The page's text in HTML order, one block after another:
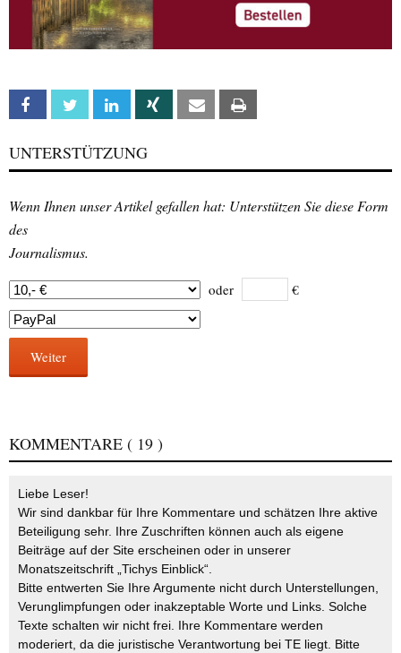
Facebook Twitter Linkedin Xing Email
UNTERSTÜTZUNG
Wenn Ihnen unser Artikel gefallen hat: Unterstützen Sie diese Form
des
Journalismus.
oder €
Weiter
KOMMENTARE ( 19 )
Liebe Leser!
Wir sind dankbar für Ihre Kommentare und schätzen Ihre aktive
Beteiligung sehr. Ihre Zuschriften können auch als eigene
Beiträge auf der Site erscheinen oder in unserer
Monatszeitschrift „Tichys Einblick“.
Bitte entwerten Sie Ihre Argumente nicht durch Unterstellungen,
Verunglimpfungen oder inakzeptable Worte und Links. Solche
Texte schalten wir nicht frei. Ihre Kommentare werden
moderiert, da die juristische Verantwortung bei TE liegt. Bitte